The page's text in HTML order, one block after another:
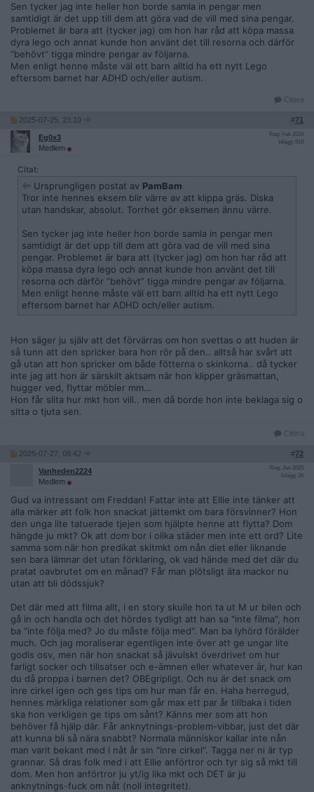
Sen tycker jag inte heller hon borde samla in pengar men
samtidigt är det upp till dem att göra vad de vill med sina pengar.
Problemet är bara att (tycker jag) om hon har råd att köpa massa
dyra lego och annat kunde hon använt det till resorna och därför
”behövt” tigga mindre pengar av följarna.
Men enligt henne måste väl ett barn alltid ha ett nytt Lego
eftersom barnet har ADHD och/eller autism.
Citera
2025-07-25, 23:10 #71
Eg0x3
Medlem
Reg: Feb 2024
Inlägg: 919
Citat:
Ursprungligen postat av PamBam
Tror inte hennes eksem blir värre av att klippa gräs. Diska
utan handskar, absolut. Torrhet gör eksemen ännu värre.
Sen tycker jag inte heller hon borde samla in pengar men
samtidigt är det upp till dem att göra vad de vill med sina
pengar. Problemet är bara att (tycker jag) om hon har råd att
köpa massa dyra lego och annat kunde hon använt det till
resorna och därför ”behövt” tigga mindre pengar av följarna.
Men enligt henne måste väl ett barn alltid ha ett nytt Lego
eftersom barnet har ADHD och/eller autism.
Hon säger ju själv att det förvärras om hon svettas o att huden är
så tunn att den spricker bara hon rör på den.. alltså har svårt att
gå utan att hon spricker om både fötterna o skinkorna.. då tycker
inte jag att hon är särskilt aktsam när hon klipper gräsmattan,
hugger ved, flyttar möbler mm…
Hon får slita hur mkt hon vill.. men då borde hon inte beklaga sig o
sitta o tjuta sen.
Citera
2025-07-27, 08:42 #72
Vanheden2224
Medlem
Reg: Jun 2025
Inlägg: 20
Gud va intressant om Freddan! Fattar inte att Ellie inte tänker att
alla märker att folk hon snackat jättemkt om bara försvinner? Hon
den unga lite tatuerade tjejen som hjälpte henne att flytta? Dom
hängde ju mkt? Ok att dom bor i olika städer men inte ett ord? Lite
samma som när hon predikat skitmkt om nån diet eller liknande
sen bara lämnar det utan förklaring, ok vad hände med det där du
pratat oavbrutet om en månad? Får man plötsligt äta mackor nu
utan att bli dödssjuk?
Det där med att filma allt, i en story skulle hon ta ut M ur bilen och
gå in och handla och det hördes tydligt att han sa "inte filma", hon
ba "inte följa med? Jo du måste följa med". Man ba lyhörd förälder
much. Och jag moraliserar egentligen inte över att ge ungar lite
godis osv, men när hon snackat så jävulskt överdrivet om hur
farligt socker och tillsatser och e-ämnen eller whatever är, hur kan
du då proppa i barnen det? OBEgripligt. Och nu är det snack om
inre cirkel igen och ges tips om hur man får en. Haha herregud,
hennes märkliga relationer som går max ett par år tillbaka i tiden
ska hon verkligen ge tips om sånt? Känns mer som att hon
behöver få hjälp där. Får anknytnings-problem-vibbar, just det där
att kunna bli så nära snabbt? Normala människor kallar inte nån
man varit bekant med i nåt år sin "inre cirkel". Tagga ner ni är typ
grannar. Så dras folk med i att Ellie anförtror och tyr sig så mkt till
dom. Men hon anförtror ju yt/ig lika mkt och DET är ju
anknytnings-fuck om nåt (noll integritet).